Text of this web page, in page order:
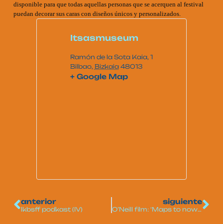
disponible para que todas aquellas personas que se acerquen al festival
puedan decorar sus caras con diseños únicos y personalizados.
Itsasmuseum
Ramón de la Sota Kaia, 1
Bilbao, Bizkaia 48013
+ Google Map
anterior
lkbsff podkast (IV)
siguiente
O’Neill film: ‘Maps to nowhere: The Continent of Sand’